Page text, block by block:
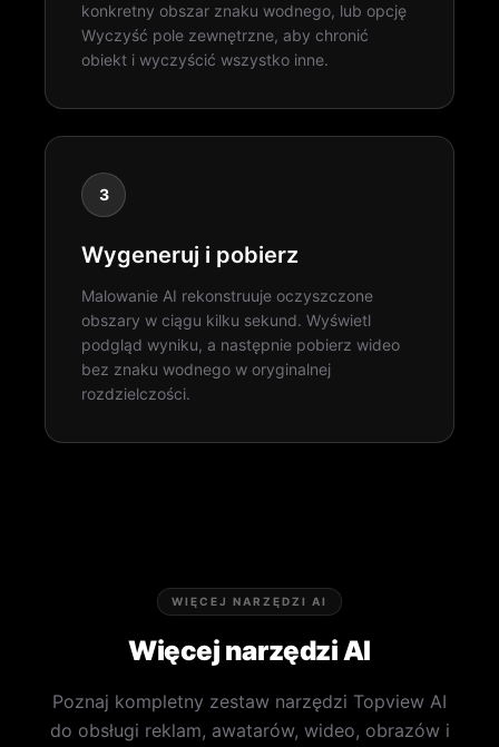
konkretny obszar znaku wodnego, lub opcję
Wyczyść pole zewnętrzne, aby chronić
obiekt i wyczyścić wszystko inne.
3
Wygeneruj i pobierz
Malowanie AI rekonstruuje oczyszczone
obszary w ciągu kilku sekund. Wyświetl
podgląd wyniku, a następnie pobierz wideo
bez znaku wodnego w oryginalnej
rozdzielczości.
WIĘCEJ NARZĘDZI AI
Więcej narzędzi AI
Poznaj kompletny zestaw narzędzi Topview AI
do obsługi reklam, awatarów, wideo, obrazów i